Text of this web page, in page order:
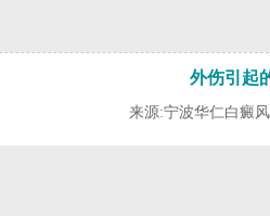
外伤引起
来源:宁波华仁白癜